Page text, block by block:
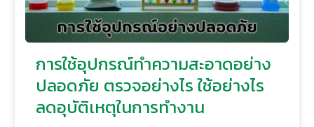
การใช้อุปกรณ์ทำความสะอาดอย่าง
ปลอดภัย ตรวจอย่างไร ใช้อย่างไร
ลดอุบัติเหตุในการทำงาน